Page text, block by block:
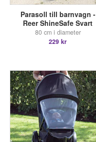
Parasoll till barnvagn -
Reer ShineSafe Svart
80 cm i diameter
229 kr